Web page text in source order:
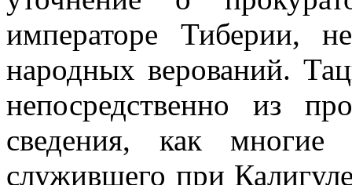
императоре Тиберии,
народных верований.
непосредственно из
сведения, как
служившего при